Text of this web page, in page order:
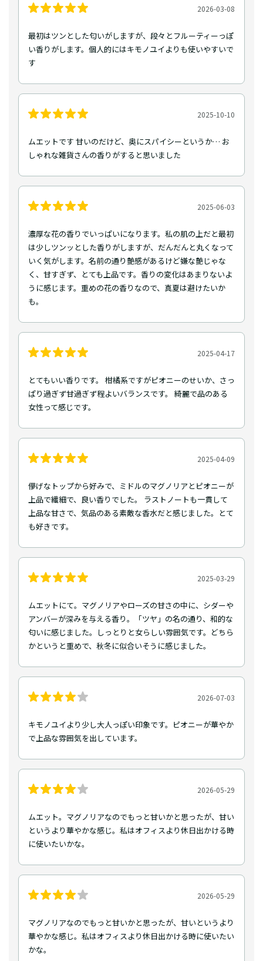
2026-03-08
最初はツンとした匂いがしますが、段々とフルーティーっぽ
い香りがします。個人的にはキモノユイよりも使いやすいで
す
2025-10-10
ムエットです 甘いのだけど、奥にスパイシーというか… お
しゃれな雑貨さんの香りがすると思いました
2025-06-03
濃厚な花の香りでいっぱいになります。私の肌の上だと最初
は少しツンッとした香りがしますが、だんだんと丸くなって
いく気がします。名前の通り艶感があるけど嫌な艶じゃな
く、甘すぎず、とても上品です。香りの変化はあまりないよ
うに感じます。重めの花の香りなので、真夏は避けたいか
も。
2025-04-17
とてもいい香りです。 柑橘系ですがピオニーのせいか、さっ
ぱり過ぎず甘過ぎず程よいバランスです。 綺麗で品のある
女性って感じです。
2025-04-09
儚げなトップから好みで、ミドルのマグノリアとピオニーが
上品で繊細で、良い香りでした。 ラストノートも一貫して
上品な甘さで、気品のある素敵な香水だと感じました。とて
も好きです。
2025-03-29
ムエットにて。マグノリアやローズの甘さの中に、シダーや
アンバーが深みを与える香り。「ツヤ」の名の通り、和的な
匂いに感じました。しっとりと女らしい雰囲気です。どちら
かというと重めで、秋冬に似合いそうに感じました。
2026-07-03
キモノユイより少し大人っぽい印象です。ピオニーが華やか
で上品な雰囲気を出しています。
2026-05-29
ムエット。マグノリアなのでもっと甘いかと思ったが、甘い
というより華やかな感じ。私はオフィスより休日出かける時
に使いたいかな。
2026-05-29
マグノリアなのでもっと甘いかと思ったが、甘いというより
華やかな感じ。私はオフィスより休日出かける時に使いたい
かな。